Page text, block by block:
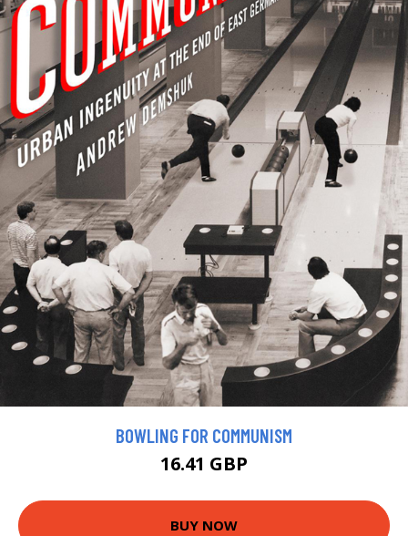
BOWLING FOR COMMUNISM
16.41 GBP
BUY NOW